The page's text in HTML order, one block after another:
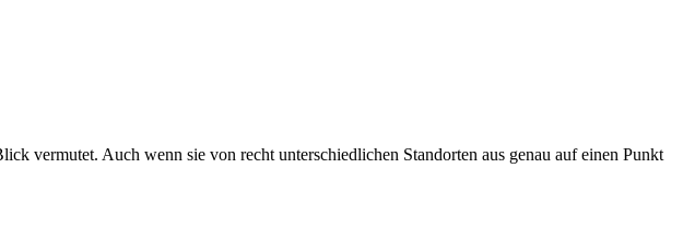
vermutet. Auch wenn sie von recht unterschiedlichen Standorten aus genau auf einen Punkt